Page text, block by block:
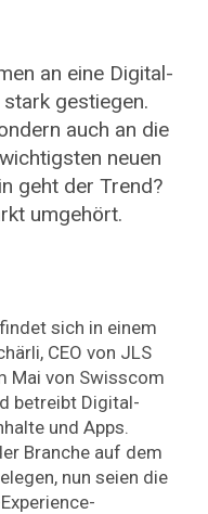
an eine Digital-
gestiegen.
auch an die
neuen
geht der Trend?
umgehört.
sich in einem
CEO von JLS
Mai von Swisscom
betreibt Digital-
und Apps.
Branche auf dem
nun seien die